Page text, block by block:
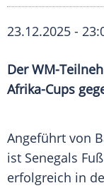
23.12.2025 -
Der WM-
Afrika-Cups
Angeführt von
ist Senegals
erfolgreich in